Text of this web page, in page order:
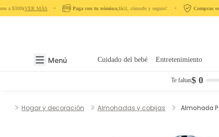
a $300kVER MÁS‎ ‎ ‎ ‎ •‎ ‎ ‎ ‎ Paga con tu nómina¡fácil, cómodo y seguro! ‎ ‎ ‎ ‎ •‎ ‎ ‎ ‎ Compras
Menú Cuidado del bebé Entretenimiento
Te faltan$ 0
Hogar y decoración Almohadas y cobijas Almohada